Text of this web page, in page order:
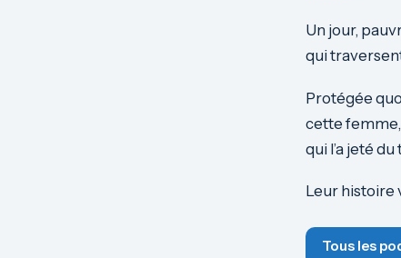
Un jour,
qui
Protégée
cette femme,
qui l’a jeté du
Leur histoire
Tous les